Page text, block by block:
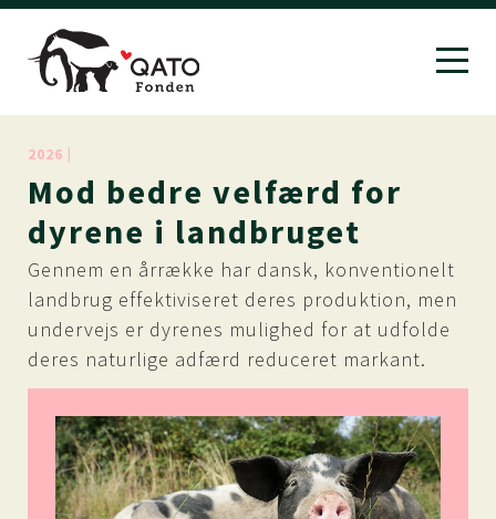
2026 |
Mod bedre velfærd for
dyrene i landbruget
Gennem en årrække har dansk, konventionelt
landbrug effektiviseret deres produktion, men
undervejs er dyrenes mulighed for at udfolde
deres naturlige adfærd reduceret markant.